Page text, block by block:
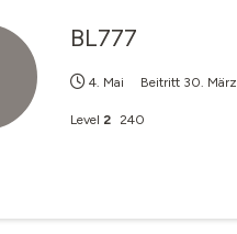
BL777
4. Mai Beitritt 30. März
Level 2 240